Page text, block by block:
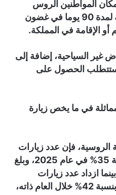
المواطنين الروس
الوجود على أراضي السعودية لمدة 90 يوما في غضون
أو الإقامة في المملكة.
غير السياحية، إضافة إلى
ستتطلب الحصول على
في ما يخص زيارة
الروسية، فإن عدد زيارات
السعوديين لروسيا ازداد بنسبة 35% في عام 2025، وبلغ
بينما ازداد عدد زيارات
المواطنين الروس للسعودية بنسبة 42% خلال العام ذاته،